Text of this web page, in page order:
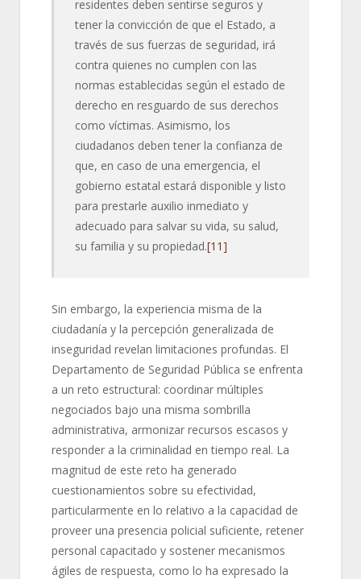
residentes deben sentirse seguros y
tener la convicción de que el Estado, a
través de sus fuerzas de seguridad, irá
contra quienes no cumplen con las
normas establecidas según el estado de
derecho en resguardo de sus derechos
como víctimas. Asimismo, los
ciudadanos deben tener la confianza de
que, en caso de una emergencia, el
gobierno estatal estará disponible y listo
para prestarle auxilio inmediato y
adecuado para salvar su vida, su salud,
su familia y su propiedad.[11]
Sin embargo, la experiencia misma de la
ciudadanía y la percepción generalizada de
inseguridad revelan limitaciones profundas. El
Departamento de Seguridad Pública se enfrenta
a un reto estructural: coordinar múltiples
negociados bajo una misma sombrilla
administrativa, armonizar recursos escasos y
responder a la criminalidad en tiempo real. La
magnitud de este reto ha generado
cuestionamientos sobre su efectividad,
particularmente en lo relativo a la capacidad de
proveer una presencia policial suficiente, retener
personal capacitado y sostener mecanismos
ágiles de respuesta, como lo ha expresado la